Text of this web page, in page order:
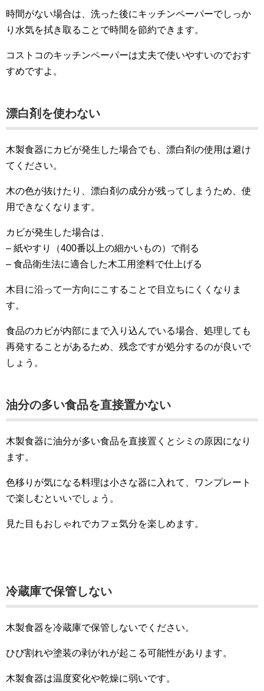
時間がない場合は、洗った後にキッチンペーパーでしっか
り水気を拭き取ることで時間を節約できます。
コストコのキッチンペーパーは丈夫で使いやすいのでおす
すめですよ。
漂白剤を使わない
木製食器にカビが発生した場合でも、漂白剤の使用は避け
てください。
木の色が抜けたり、漂白剤の成分が残ってしまうため、使
用できなくなります。
カビが発生した場合は、
– 紙やすり（400番以上の細かいもの）で削る
– 食品衛生法に適合した木工用塗料で仕上げる
木目に沿って一方向にこすることで目立ちにくくなりま
す。
食品のカビが内部にまで入り込んでいる場合、処理しても
再発することがあるため、残念ですが処分するのが良いで
しょう。
油分の多い食品を直接置かない
木製食器に油分が多い食品を直接置くとシミの原因になり
ます。
色移りが気になる料理は小さな器に入れて、ワンプレート
で楽しむといいでしょう。
見た目もおしゃれでカフェ気分を楽しめます。
冷蔵庫で保管しない
木製食器を冷蔵庫で保管しないでください。
ひび割れや塗装の剥がれが起こる可能性があります。
木製食器は温度変化や乾燥に弱いです。